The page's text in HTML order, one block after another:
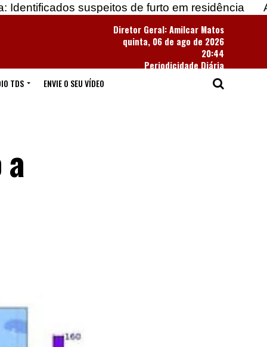
suspeitos de furto em residência
Apreendidas
Diretor Geral: Amilcar Matos
quinta, 06 de ago de 2026
20:44
Periodicidade Diária
TDS
ENVIE O SEU VÍDEO